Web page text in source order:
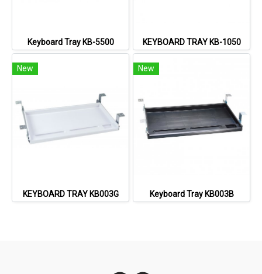
Keyboard Tray KB-5500 KEYBOARD TRAY KB-1050
New
KEYBOARD TRAY KB003G
New
Keyboard Tray KB003B